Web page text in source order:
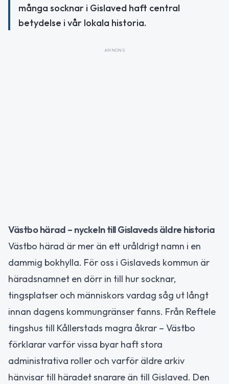
många socknar i Gislaved haft central
betydelse i vår lokala historia.
ANNONS
Västbo härad – nyckeln till Gislaveds äldre historia
Västbo härad är mer än ett uråldrigt namn i en
dammig bokhylla. För oss i Gislaveds kommun är
häradsnamnet en dörr in till hur socknar,
tingsplatser och människors vardag såg ut långt
innan dagens kommungränser fanns. Från Reftele
tingshus till Kållerstads magra åkrar – Västbo
förklarar varför vissa byar haft stora
administrativa roller och varför äldre arkiv
hänvisar till häradet snarare än till Gislaved. Den